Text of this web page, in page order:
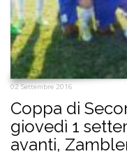
02 Settembre 2016
Coppa di
giovedì 1
avanti,